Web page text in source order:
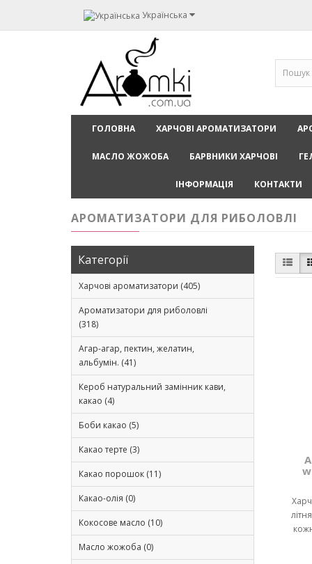
Українська
ГОЛОВНА ХАРЧОВІ АРОМАТИЗАТОРИ
МАСЛО ЖОЖОБА БАРВНИКИ ХАРЧОВІ
ІНФОРМАЦІЯ КОНТАКТИ
АРОМАТИЗАТОРИ ДЛЯ РИБОЛОВЛІ
Категорії
Харчові ароматизатори (405)
Ароматизатори для риболовлі
(318)
Агар-агар, пектин, желатин,
альбумін. (41)
Кероб натуральний замінник кави,
какао (4)
Боби какао (5)
Какао терте (3)
Какао порошок (11)
Какао-олія (0)
Кокосове масло (10)
Масло жожоба (0)